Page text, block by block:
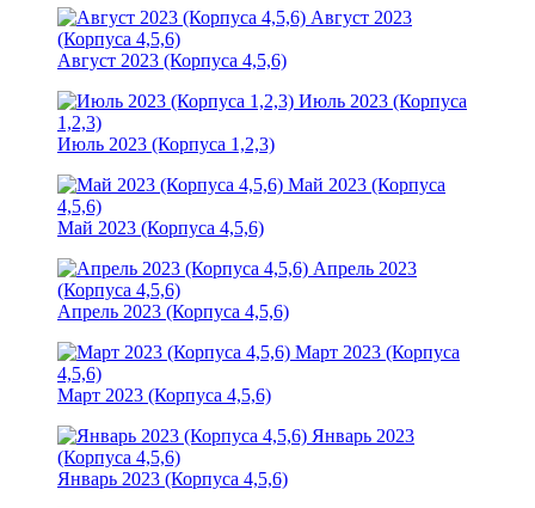
Август 2023
(Корпуса 4,5,6)
Август 2023 (Корпуса 4,5,6)
Июль 2023 (Корпуса
1,2,3)
Июль 2023 (Корпуса 1,2,3)
Май 2023 (Корпуса
4,5,6)
Май 2023 (Корпуса 4,5,6)
Апрель 2023
(Корпуса 4,5,6)
Апрель 2023 (Корпуса 4,5,6)
Март 2023 (Корпуса
4,5,6)
Март 2023 (Корпуса 4,5,6)
Январь 2023
(Корпуса 4,5,6)
Январь 2023 (Корпуса 4,5,6)